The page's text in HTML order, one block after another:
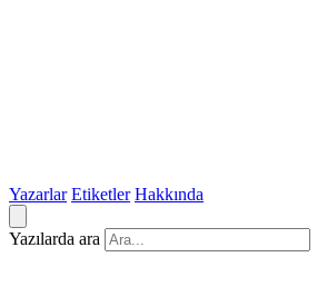
Yazarlar Etiketler Hakkında
Yazılarda ara